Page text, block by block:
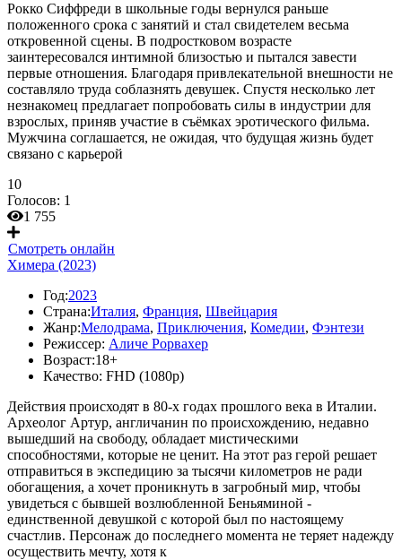
Рокко Сиффреди в школьные годы вернулся раньше
положенного срока с занятий и стал свидетелем весьма
откровенной сцены. В подростковом возрасте
заинтересовался интимной близостью и пытался завести
первые отношения. Благодаря привлекательной внешности не
составляло труда соблазнять девушек. Спустя несколько лет
незнакомец предлагает попробовать силы в индустрии для
взрослых, приняв участие в съёмках эротического фильма.
Мужчина соглашается, не ожидая, что будущая жизнь будет
связано с карьерой
10
Голосов: 1
1 755
Смотреть онлайн
Химера (2023)
Год:2023
Страна:Италия, Франция, Швейцария
Жанр:Мелодрама, Приключения, Комедии, Фэнтези
Режиссер: Аличе Рорвахер
Возраст:18+
Качество: FHD (1080p)
Действия происходят в 80-х годах прошлого века в Италии.
Археолог Артур, англичанин по происхождению, недавно
вышедший на свободу, обладает мистическими
способностями, которые не ценит. На этот раз герой решает
отправиться в экспедицию за тысячи километров не ради
обогащения, а хочет проникнуть в загробный мир, чтобы
увидеться с бывшей возлюбленной Беньяминой -
единственной девушкой с которой был по настоящему
счастлив. Персонаж до последнего момента не теряет надежду
осуществить мечту, хотя к